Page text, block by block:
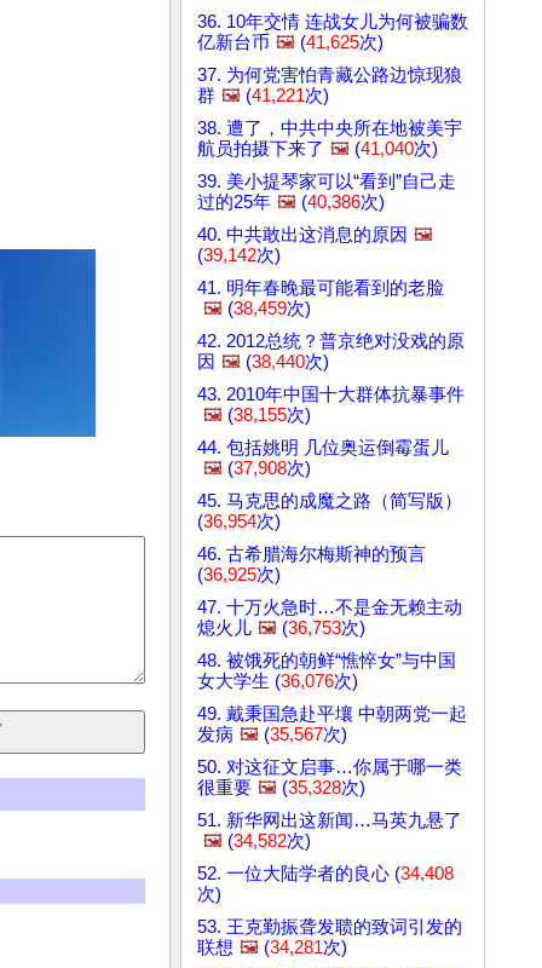
36. 10年交情 连战女儿为何被骗数
亿新台币 🖼️ (41,625次)
37. 为何党害怕青藏公路边惊现狼
群 🖼️ (41,221次)
38. 遭了，中共中央所在地被美宇
航员拍摄下来了 🖼️ (41,040次)
39. 美小提琴家可以“看到”自己走
过的25年 🖼️ (40,386次)
40. 中共敢出这消息的原因 🖼️
(39,142次)
41. 明年春晚最可能看到的老脸
🖼️ (38,459次)
42. 2012总统？普京绝对没戏的原
因 🖼️ (38,440次)
43. 2010年中国十大群体抗暴事件
🖼️ (38,155次)
44. 包括姚明 几位奥运倒霉蛋儿
🖼️ (37,908次)
45. 马克思的成魔之路（简写版）
(36,954次)
46. 古希腊海尔梅斯神的预言
(36,925次)
47. 十万火急时…不是金无赖主动
熄火儿 🖼️ (36,753次)
48. 被饿死的朝鲜“憔悴女”与中国
女大学生 (36,076次)
49. 戴秉国急赴平壤 中朝两党一起
发病 🖼️ (35,567次)
50. 对这征文启事…你属于哪一类
很重要 🖼️ (35,328次)
51. 新华网出这新闻…马英九悬了
🖼️ (34,582次)
52. 一位大陆学者的良心 (34,408
次)
53. 王克勤振聋发聩的致词引发的
联想 🖼️ (34,281次)